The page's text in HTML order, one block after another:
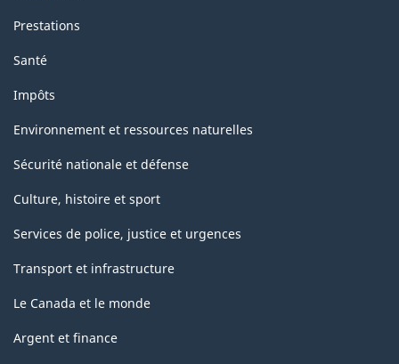
Prestations
Santé
Impôts
Environnement et ressources naturelles
Sécurité nationale et défense
Culture, histoire et sport
Services de police, justice et urgences
Transport et infrastructure
Le Canada et le monde
Argent et finance